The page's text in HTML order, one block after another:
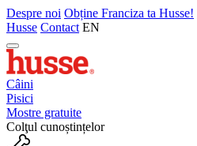
Despre noi Obține Franciza ta Husse!
Husse Contact EN
Câini
Pisici
Mostre gratuite
Colţul cunoștințelor